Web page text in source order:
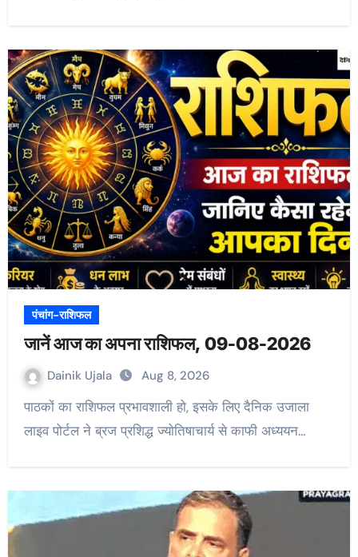
पंचांग-राशिफल
जानें आज का अपना राशिफल, 09-08-2026
Dainik Ujala Aug 8, 2026
पाठकों का राशिफल प्रभावशाली हो, इसके लिए दैनिक उजाला
लाइव पोर्टल ने ब्रज प्रशिद्ध ज्योतिषाचार्य से काफी अध्ययन…